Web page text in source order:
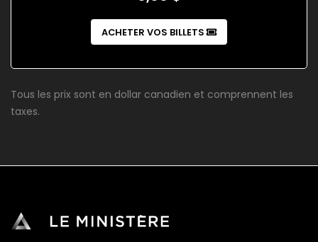
ACHETER VOS BILLETS
Tous les prix sont en dollar canadien et comprennent les
taxes.